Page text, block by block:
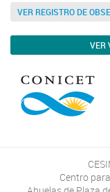
VER REGISTRO DE
VER
Centro